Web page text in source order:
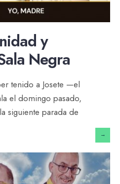
y
Negra
tenido a Josete —el
el domingo pasado,
siguiente parada de
→